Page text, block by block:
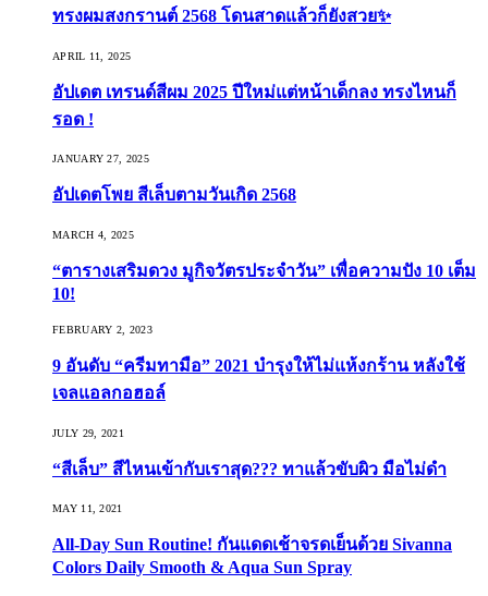
ทรงผมสงกรานต์ 2568 โดนสาดแล้วก็ยังสวย✨
APRIL 11, 2025
อัปเดต เทรนด์สีผม 2025 ปีใหม่แต่หน้าเด็กลง ทรงไหนก็
รอด !
JANUARY 27, 2025
อัปเดตโพย สีเล็บตามวันเกิด 2568
MARCH 4, 2025
“ตารางเสริมดวง มูกิจวัตรประจำวัน” เพื่อความปัง 10 เต็ม
10!
FEBRUARY 2, 2023
9 อันดับ “ครีมทามือ” 2021 บำรุงให้ไม่แห้งกร้าน หลังใช้
เจลแอลกอฮอล์
JULY 29, 2021
“สีเล็บ” สีไหนเข้ากับเราสุด??? ทาแล้วขับผิว มือไม่ดำ
MAY 11, 2021
All-Day Sun Routine! กันแดดเช้าจรดเย็นด้วย Sivanna
Colors Daily Smooth & Aqua Sun Spray